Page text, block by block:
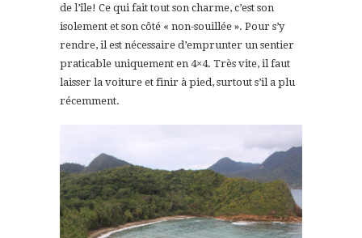
de l’île! Ce qui fait tout son charme, c’est son
isolement et son côté « non-souillée ». Pour s’y
rendre, il est nécessaire d’emprunter un sentier
praticable uniquement en 4×4. Très vite, il faut
laisser la voiture et finir à pied, surtout s’il a plu
récemment.